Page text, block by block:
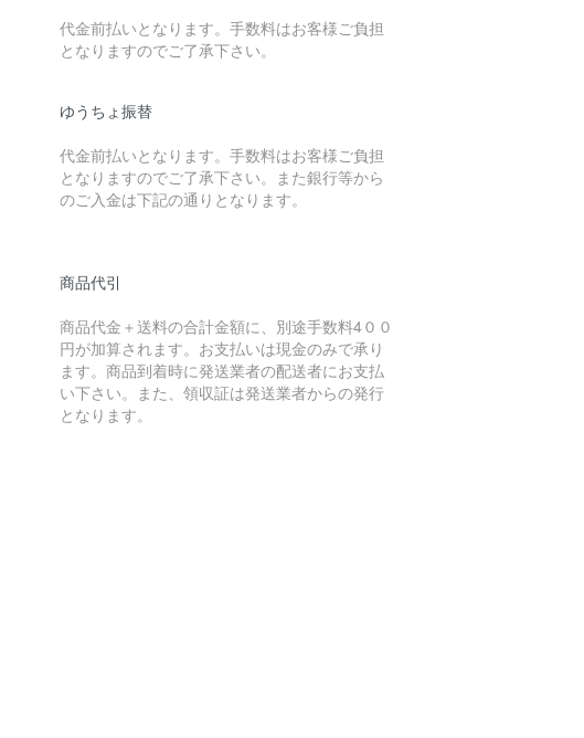
代金前払いとなります。手数料はお客様ご負担
となりますのでご了承下さい。
ゆうちょ振替
代金前払いとなります。手数料はお客様ご負担
となりますのでご了承下さい。また銀行等から
のご入金は下記の通りとなります。
商品代引
商品代金＋送料の合計金額に、別途手数料4００
円が加算されます。お支払いは現金のみで承り
ます。商品到着時に発送業者の配送者にお支払
い下さい。また、領収証は発送業者からの発行
となります。